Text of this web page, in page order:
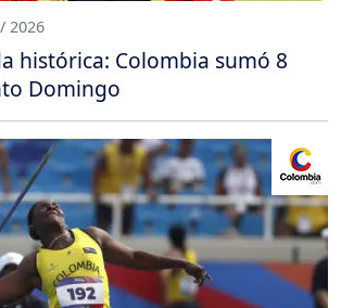
2026
histórica: Colombia sumó 8
Domingo